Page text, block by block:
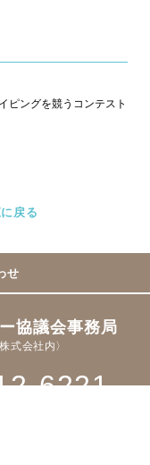
ピングを競うコンテスト
戻る
せ
協議会事務局
式会社内〉
6221